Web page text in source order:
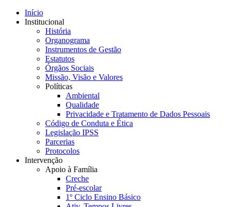
Início
Institucional
História
Organograma
Instrumentos de Gestão
Estatutos
Órgãos Sociais
Missão, Visão e Valores
Políticas
Ambiental
Qualidade
Privacidade e Tratamento de Dados Pessoais
Código de Conduta e Ética
Legislação IPSS
Parcerias
Protocolos
Intervenção
Apoio à Família
Creche
Pré-escolar
1º Ciclo Ensino Básico